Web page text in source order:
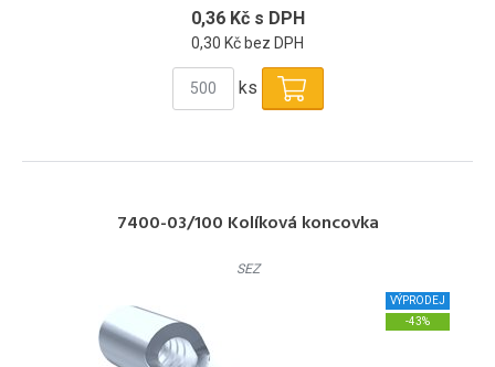
0,36 Kč s DPH
0,30 Kč bez DPH
ks
7400-03/100 Kolíková koncovka
SEZ
VÝPRODEJ
-43%